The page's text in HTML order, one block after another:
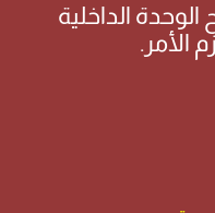
الداخلية
الأمر.